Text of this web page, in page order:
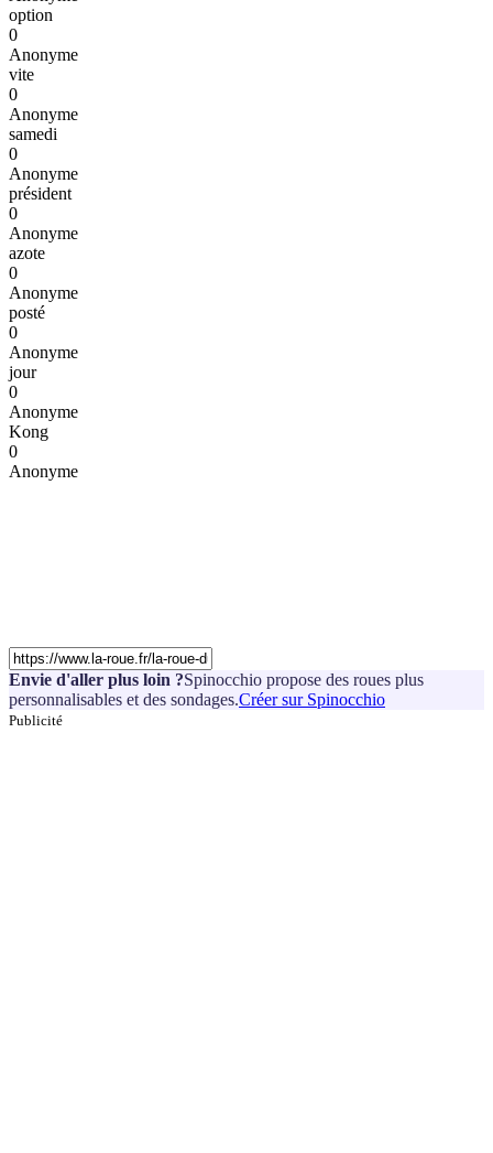
option
0
Anonyme
vite
0
Anonyme
samedi
0
Anonyme
président
0
Anonyme
azote
0
Anonyme
posté
0
Anonyme
jour
0
Anonyme
Kong
0
Anonyme
Envie d'aller plus loin ?Spinocchio propose des roues plus
personnalisables et des sondages.Créer sur Spinocchio
Publicité